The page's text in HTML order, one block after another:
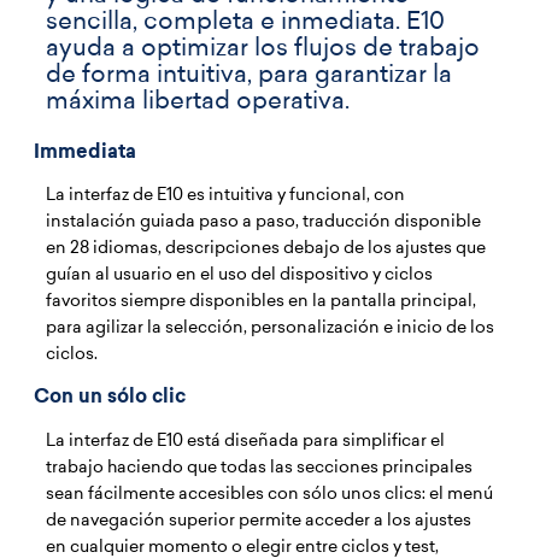
sencilla, completa e inmediata. E10
ayuda a optimizar los flujos de trabajo
de forma intuitiva, para garantizar la
máxima libertad operativa.
Immediata
La interfaz de E10 es intuitiva y funcional, con
instalación guiada paso a paso, traducción disponible
en 28 idiomas, descripciones debajo de los ajustes que
guían al usuario en el uso del dispositivo y ciclos
favoritos siempre disponibles en la pantalla principal,
para agilizar la selección, personalización e inicio de los
ciclos.
Con un sólo clic
La interfaz de E10 está diseñada para simplificar el
trabajo haciendo que todas las secciones principales
sean fácilmente accesibles con sólo unos clics: el menú
de navegación superior permite acceder a los ajustes
en cualquier momento o elegir entre ciclos y test,